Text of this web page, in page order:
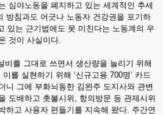
심야노동을 폐지하고 있는 세계적인 추세
방침과도 어긋나 노동자 건강권을 포기하
있는 근기법에도 못 미친다는 노동계의 우
것이 사실이다.
비를 그대로 쓰면서 생산량을 늘리기 위해
를 실현하기 위해 ‘신규고용 700명’ 카드
니 그에 부화뇌동한 김완주 도지사와 관변
도배하고 촛불시위, 항의방문 등 관제시위
하고 사용자 편들기를 지속해 왔다. 주간연